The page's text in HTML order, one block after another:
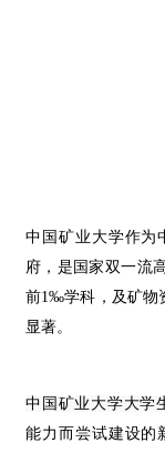
中国矿业大学作为
府，是国家双一流
前1‰学科，及矿物
显著。
中国矿业大学大学
能力而尝试建设的